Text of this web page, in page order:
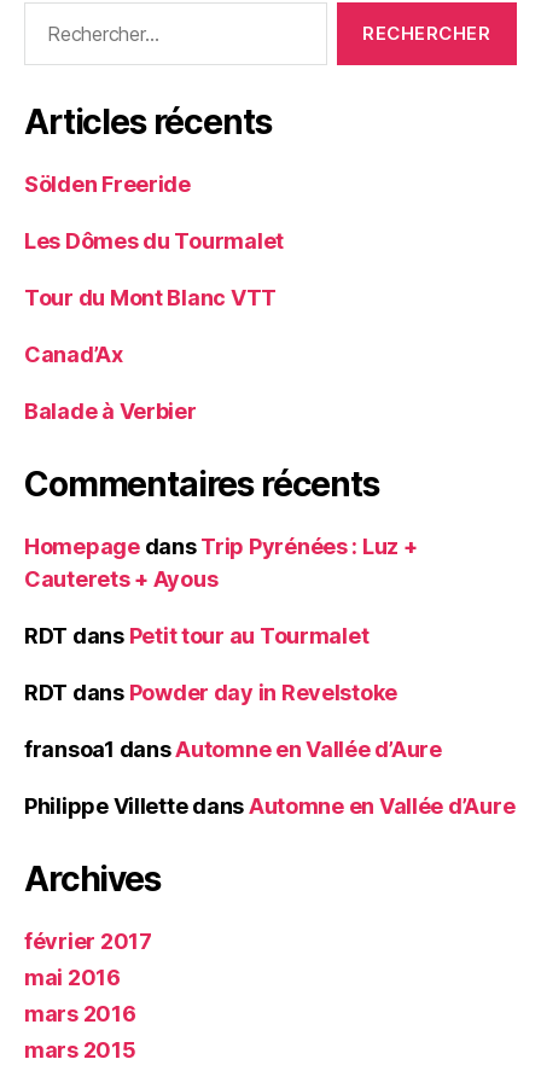
Articles récents
Sölden Freeride
Les Dômes du Tourmalet
Tour du Mont Blanc VTT
Canad’Ax
Balade à Verbier
Commentaires récents
HomepagedansTrip Pyrénées : Luz +
Cauterets + Ayous
RDT dans Petit tour au Tourmalet
RDT dans Powder day in Revelstoke
fransoa1 dansAutomne en Vallée d’Aure
Philippe VillettedansAutomne en Vallée d’Aure
Archives
février 2017
mai 2016
mars 2016
mars 2015